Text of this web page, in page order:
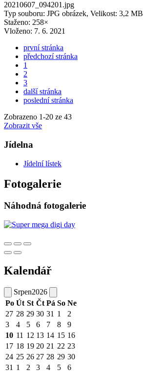
20210607_094201.jpg
Typ souboru: JPG obrázek, Velikost: 3,2 MB
Staženo: 258×
Vloženo: 7. 6. 2021
první stránka
předchozí stránka
1
2
3
další stránka
poslední stránka
Zobrazeno 1-20 ze 43
Zobrazit vše
Jídelna
Jídelní lístek
Fotogalerie
Náhodná fotogalerie
Kalendář
Srpen2026
Po Út St Čt Pá So Ne
27 28 29 30 31 1
2
3
4 5 6 7 8
9
10 11 12 13 14 15 16
17 18 19 20 21 22 23
24 25 26 27 28 29 30
31 1 2 3 4 5 6